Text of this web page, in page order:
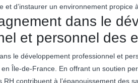
et d’instaurer un environnement propice
dans le
et personnel des
le développement professionnel et
Île-de-France. En offrant un soutien
RH contribuent à l’épanouissement des